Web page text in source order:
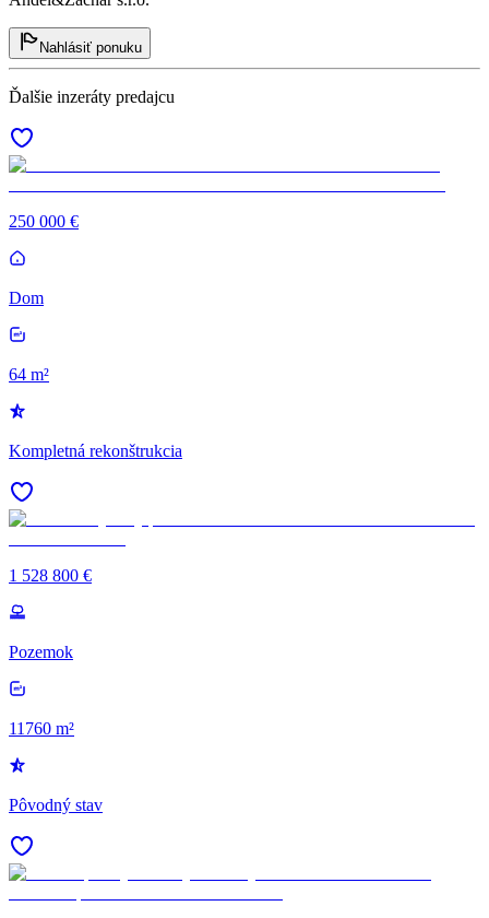
Nahlásiť ponuku
Ďalšie inzeráty predajcu
250 000 €
Dom
64 m²
Kompletná rekonštrukcia
1 528 800 €
Pozemok
11760 m²
Pôvodný stav